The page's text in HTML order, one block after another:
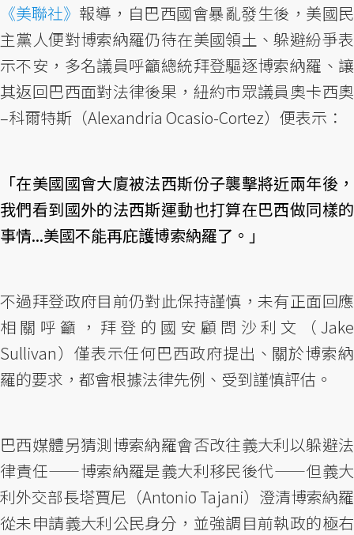
《美聯社》 報導，自巴西國會暴亂發生後，美國民
主黨人便對博索納羅仍待在美國領土、躲避紛爭表
示不安，多名議員呼籲總統拜登驅逐博索納羅、讓
其返回巴西面對法律後果，紐約市眾議員奧卡西奧
–科爾特斯（Alexandria Ocasio-Cortez）便表示：
「在美國國會大廈被法西斯份子襲擊將近兩年後，
我們看到國外的法西斯運動也打算在巴西做同樣的
事情...美國不能再庇護博索納羅了。」
不過拜登政府目前仍對此保持謹慎，未有正面回應
相關呼籲，拜登的國安顧問沙利文（Jake
Sullivan）僅表示任何巴西政府提出、關於博索納
羅的要求，都會根據法律先例、受到謹慎評估。
巴西媒體另猜測博索納羅會否改往義大利以躲避法
律責任——博索納羅是義大利移民後代——但義大
利外交部長塔賈尼（Antonio Tajani）澄清博索納羅
從未申請義大利公民身分，並強調目前執政的極右